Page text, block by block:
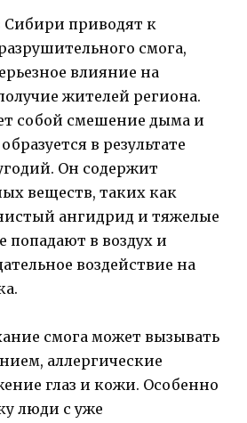
приводят к
смога,
влияние на
жителей региона.
собой смешение дыма и
в результате
Он содержит
веществ, таких как
ангидрид и тяжелые
попадают в воздух и
воздействие на
смога может вызывать
аллергические
глаз и кожи. Особенно
люди с уже